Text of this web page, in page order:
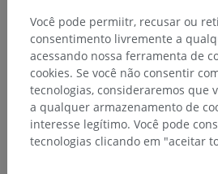
Você pode permiitr, recusar ou
consentimento livremente a
acessando nossa ferramenta de
cookies. Se você não consentir
tecnologias, consideraremos que
a qualquer armazenamento de
interesse legítimo. Você pode
tecnologias clicando em "aceitar